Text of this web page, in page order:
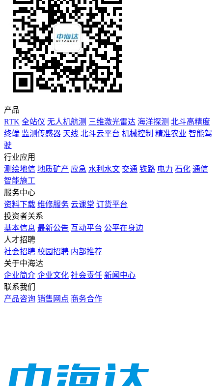
产品
RTK 全站仪 无人机航测 三维激光雷达 海洋探测 北斗高精度
终端 监测传感器 天线 北斗云平台 机械控制 精准农业 智能驾
驶
行业应用
测绘地信 地质矿产 应急 水利水文 交通 铁路 电力 石化 通信
智能施工
服务中心
资料下载 维修服务 云课堂 订货平台
投资者关系
基本信息 最新公告 互动平台 公平在身边
人才招聘
社会招聘 校园招聘 内部推荐
关于中海达
企业简介 企业文化 社会责任 新闻中心
联系我们
产品咨询 销售网点 商务合作